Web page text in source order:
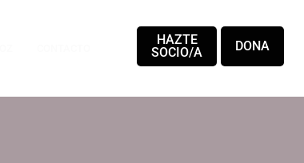
HAZTE
SOCIO/A
DONA